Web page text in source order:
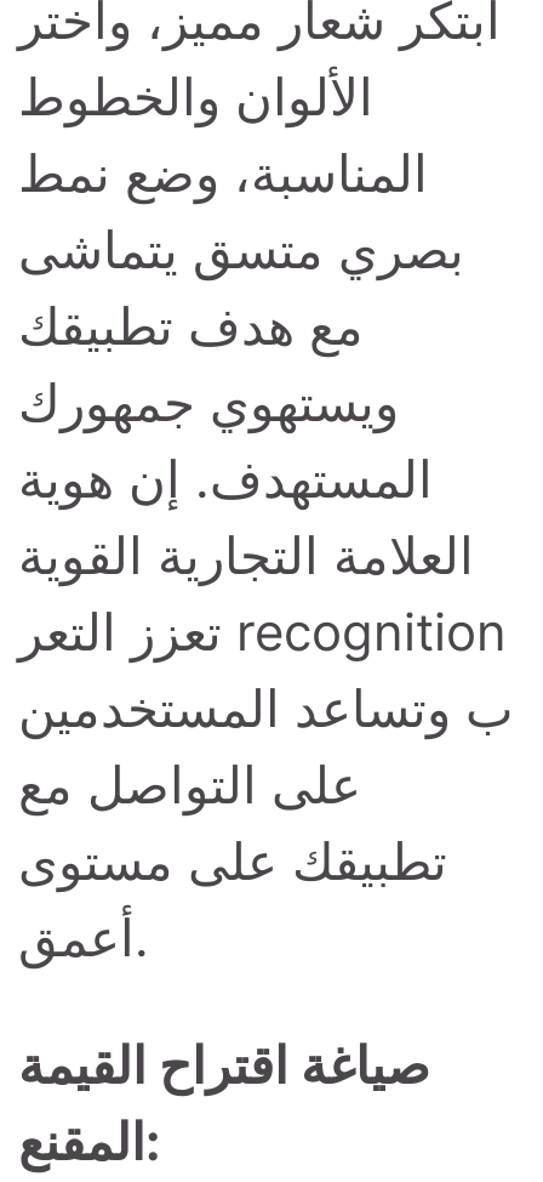
ابتكر شعار مميز، واختر
الألوان والخطوط
المناسبة، وضع نمط
بصري متسق يتماشى
مع هدف تطبيقك
ويستهوي جمهورك
المستهدف. إن هوية
العلامة التجارية القوية
تعزز التعر recognition
ب وتساعد المستخدمين
على التواصل مع
تطبيقك على مستوى
أعمق.
صياغة اقتراح القيمة
المقنع: